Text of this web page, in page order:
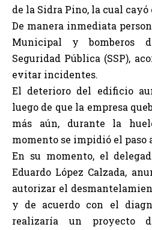
de la Sidra Pino, la cual
De manera inmediata
Municipal y bomberos
Seguridad Pública (SSP),
evitar incidentes.
El deterioro del edificio
luego de que la empresa
más aún, durante la
momento se impidió el paso
En su momento, el
Eduardo López Calzada,
autorizar el
y de acuerdo con el
realizaría un proyecto